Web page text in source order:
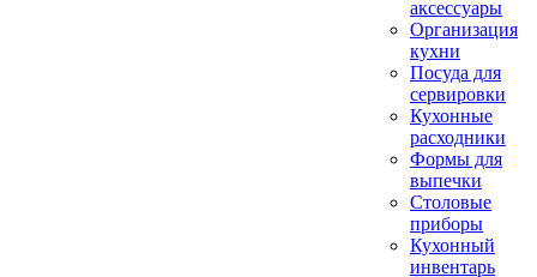
аксессуары
Организация
кухни
Посуда для
сервировки
Кухонные
расходники
Формы для
выпечки
Столовые
приборы
Кухонный
инвентарь